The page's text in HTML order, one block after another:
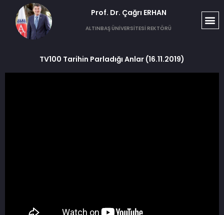
Prof. Dr. Çağrı ERHAN​
ALTINBAŞ ÜNİVERSİTESİ REKTÖRÜ
TV100 Tarihin Parladığı Anlar (16.11.2019)